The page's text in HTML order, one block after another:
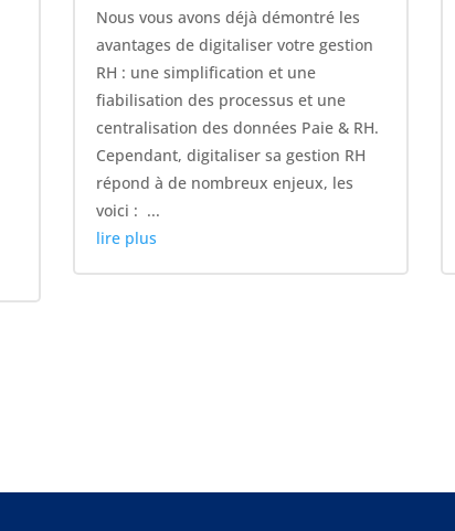
Nous vous avons déjà démontré les
avantages de digitaliser votre gestion
RH : une simplification et une
fiabilisation des processus et une
centralisation des données Paie & RH.
Cependant, digitaliser sa gestion RH
répond à de nombreux enjeux, les
voici : ...
lire plus